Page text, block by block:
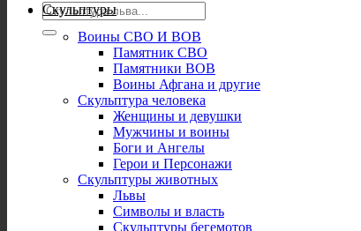
Искать:
Скульптуры
Воины СВО И ВОВ
Памятник СВО
Памятники ВОВ
Воины Афгана и другие
Скульптура человека
Женщины и девушки
Мужчины и воины
Боги и Ангелы
Герои и Персонажи
Скульптуры животных
Львы
Символы и власть
Скульптуры бегемотов